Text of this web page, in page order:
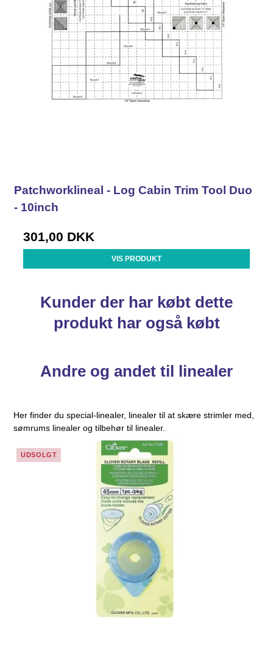
Patchworklineal - Log Cabin Trim Tool Duo
- 10inch
301,00 DKK
VIS PRODUKT
Kunder der har købt dette
produkt har også købt
Andre og andet til linealer
Her finder du special-linealer, linealer til at skære strimler med,
sømrums linealer og tilbehør til linealer.
UDSOLGT